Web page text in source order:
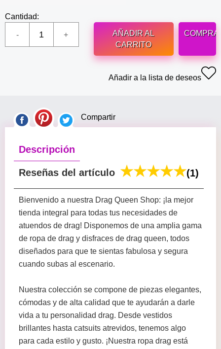
Cantidad:
AÑADIR AL
CARRITO
Añadir a la lista de deseos
Compartir
Descripción
Reseñas del artículo (1)
Bienvenido a nuestra Drag Queen Shop: ¡la mejor
tienda integral para todas tus necesidades de
atuendos de drag! Disponemos de una amplia gama
de ropa de drag y disfraces de drag queen, todos
diseñados para que te sientas fabulosa y segura
cuando subas al escenario.
Nuestra colección se compone de piezas elegantes,
cómodas y de alta calidad que te ayudarán a darle
vida a tu personalidad drag. Desde vestidos
brillantes hasta catsuits atrevidos, tenemos algo
para cada estilo y gusto. ¡Nuestra ropa drag está